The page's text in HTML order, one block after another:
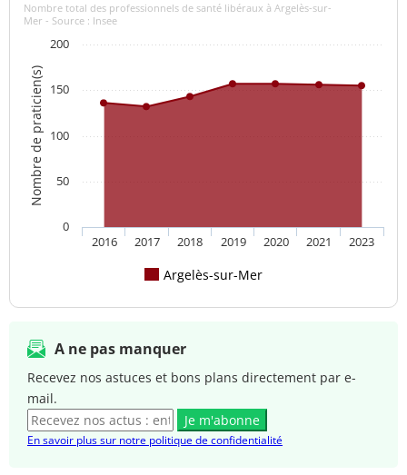
Nombre de praticien(s)
Nombre total des professionnels de santé libéraux à Argelès-sur-
Mer - Source : Insee
Argelès-sur-Mer
2016 2017 2018 2019 2020 2021 2023
0
50
100
150
200
A ne pas manquer
Recevez nos astuces et bons plans directement par e-
mail.
Je m'abonne
En savoir plus sur notre politique de confidentialité